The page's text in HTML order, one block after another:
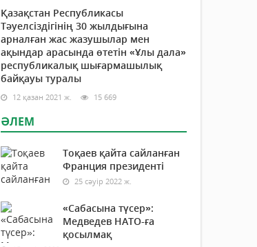
Қазақстан Республикасы
Тәуелсіздігінің 30 жылдығына
арналған жас жазушылар мен
ақындар арасында өтетін «Ұлы дала»
республикалық шығармашылық
байқауы туралы
12 қазан 2021 ж. 15 669
ӘЛЕМ
Тоқаев қайта сайланған
Франция президенті
25 сәуір 2022 ж.
«Сабасына түсер»:
Медведев НАТО-ға
қосылмақ